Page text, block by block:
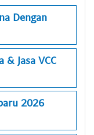
Dengan
& Jasa VCC
2026